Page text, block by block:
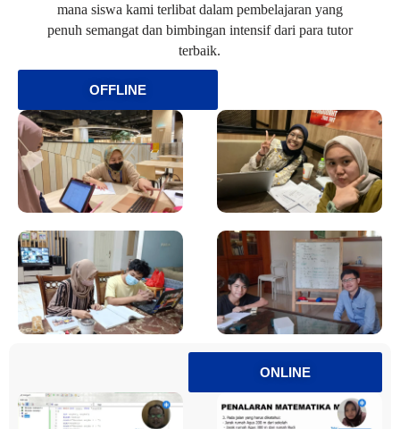
mana siswa kami terlibat dalam pembelajaran yang
penuh semangat dan bimbingan intensif dari para tutor
terbaik.
OFFLINE
ONLINE